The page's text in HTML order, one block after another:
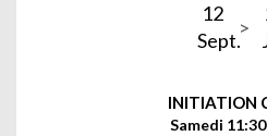
12
Sept.
INITIATION
Samedi